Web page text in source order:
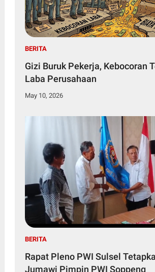
BERITA
Gizi Buruk Pekerja, Kebocoran
Laba Perusahaan
May 10, 2026
BERITA
Rapat Pleno PWI Sulsel
Jumawi Pimpin PWI Soppeng